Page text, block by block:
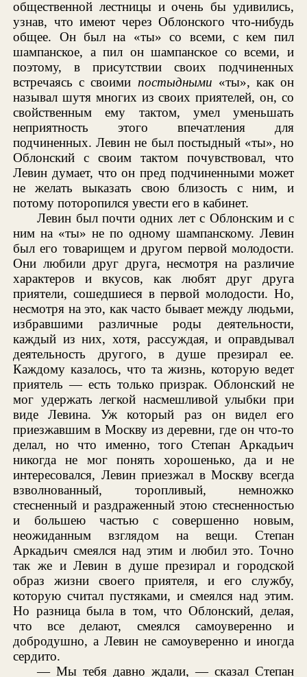
общественной лестницы и очень бы удивились,
узнав, что имеют через Облонского что-нибудь
общее. Он был на «ты» со всеми, с кем пил
шампанское, а пил он шампанское со всеми, и
поэтому, в присутствии своих подчиненных
встречаясь с своими постыдными «ты», как он
называл шутя многих из своих приятелей, он, со
свойственным ему тактом, умел уменьшать
неприятность этого впечатления для
подчиненных. Левин не был постыдный «ты», но
Облонский с своим тактом почувствовал, что
Левин думает, что он пред подчиненными может
не желать выказать свою близость с ним, и
потому поторопился увести его в кабинет.
Левин был почти одних лет с Облонским и с
ним на «ты» не по одному шампанскому. Левин
был его товарищем и другом первой молодости.
Они любили друг друга, несмотря на различие
характеров и вкусов, как любят друг друга
приятели, сошедшиеся в первой молодости. Но,
несмотря на это, как часто бывает между людьми,
избравшими различные роды деятельности,
каждый из них, хотя, рассуждая, и оправдывал
деятельность другого, в душе презирал ее.
Каждому казалось, что та жизнь, которую ведет
приятель — есть только призрак. Облонский не
мог удержать легкой насмешливой улыбки при
виде Левина. Уж который раз он видел его
приезжавшим в Москву из деревни, где он что-то
делал, но что именно, того Степан Аркадьич
никогда не мог понять хорошенько, да и не
интересовался, Левин приезжал в Москву всегда
взволнованный, торопливый, немножко
стесненный и раздраженный этою стесненностью
и большею частью с совершенно новым,
неожиданным взглядом на вещи. Степан
Аркадьич смеялся над этим и любил это. Точно
так же и Левин в душе презирал и городской
образ жизни своего приятеля, и его службу,
которую считал пустяками, и смеялся над этим.
Но разница была в том, что Облонский, делая,
что все делают, смеялся самоуверенно и
добродушно, а Левин не самоуверенно и иногда
сердито.
— Мы тебя давно ждали, — сказал Степан